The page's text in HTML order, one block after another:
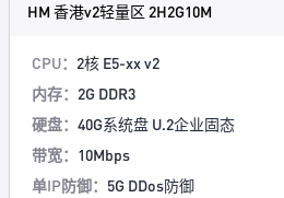
HM 香港v2轻量区 2H2G10M
CPU： 2核 E5-xx v2
内存： 2G DDR3
硬盘： 40G系统盘 U.2企业固态
带宽： 10Mbps
单IP防御： 5G DDos防御